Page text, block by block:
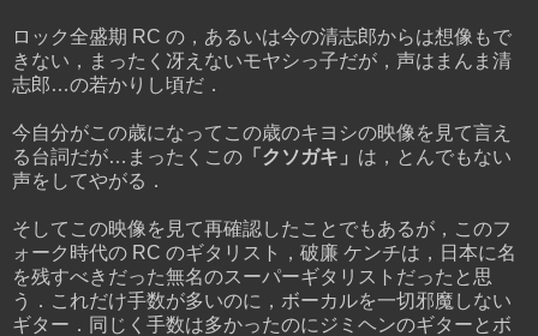
ロック全盛期 RC の，あるいは今の清志郎からは想像もで
きない，まったく冴えないモヤシっ子だが，声はまんま清
志郎…の若かりし頃だ．
今自分がこの歳になってこの歳のキヨシの映像を見て言え
る台詞だが…まったくこの 「クソガキ」 は，とんでもない
声をしてやがる．
そしてこの映像を見て再確認したことでもあるが，このフ
ォーク時代の RC のギタリスト，破廉 ケンチは，日本に名
を残すべきだった無名のスーパーギタリストだったと思
う．これだけ手数が多いのに，ボーカルを一切邪魔しない
ギター．同じく手数は多かったのにジミヘンのギターとボ